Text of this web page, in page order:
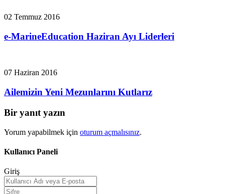
02 Temmuz 2016
e-MarineEducation Haziran Ayı Liderleri
07 Haziran 2016
Ailemizin Yeni Mezunlarını Kutlarız
Bir yanıt yazın
Yorum yapabilmek için oturum açmalısınız.
Kullanıcı Paneli
Giriş